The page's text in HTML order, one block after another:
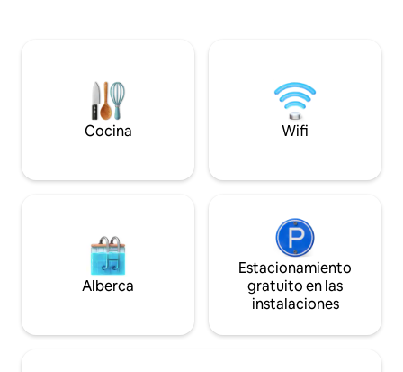
inodoro, lavabo, refrigerador y
microondas
adicional Se proporcionan sábanas y
toallas
Cocina Wifi
Alberca
Estacionamiento
gratuito en las
instalaciones